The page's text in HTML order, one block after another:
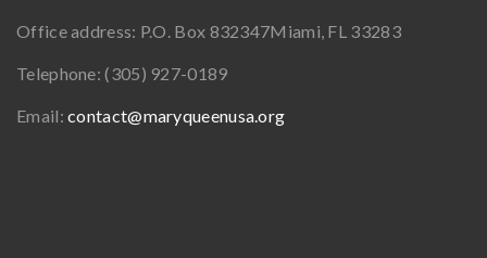
Office address: P.O. Box 832347Miami, FL 33283
Telephone: (305) 927-0189
Email: contact@maryqueenusa.org